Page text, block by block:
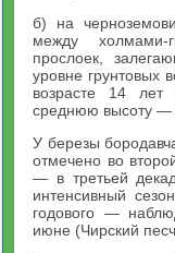
б) на
между холмами-
прослоек,
уровне грунтовых
возрасте 14
среднюю высоту —
У березы
отмечено во
— в третьей
интенсивный
годового —
июне (Чирский